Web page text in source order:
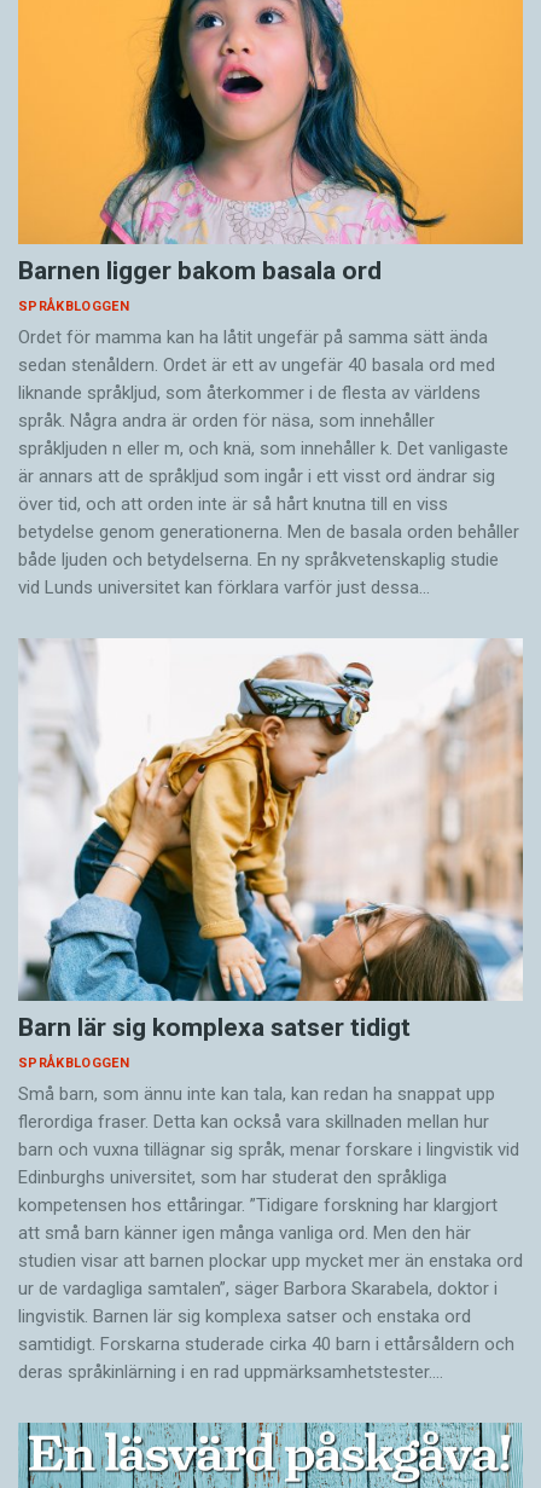
Barnen ligger bakom basala ord
SPRÅKBLOGGEN
Ordet för mamma kan ha låtit ungefär på samma sätt ända
sedan stenåldern. Ordet är ett av ungefär 40 basala ord med
liknande språkljud, som återkommer i de flesta av världens
språk. Några andra är orden för näsa, som innehåller
språkljuden n eller m, och knä, som innehåller k. Det vanligaste
är annars att de språkljud som ingår i ett visst ord ändrar sig
över tid, och att orden inte är så hårt knutna till en viss
betydelse genom generationerna. Men de basala orden behåller
både ljuden och betydelserna. En ny språkvetenskaplig studie
vid Lunds universitet kan förklara varför just dessa…
Barn lär sig komplexa satser tidigt
SPRÅKBLOGGEN
Små barn, som ännu inte kan tala, kan redan ha snappat upp
flerordiga fraser. Detta kan också vara skillnaden mellan hur
barn och vuxna tillägnar sig språk, menar forskare i lingvistik vid
Edinburghs universitet, som har studerat den språkliga
kompetensen hos ettåringar. ”Tidigare forskning har klargjort
att små barn känner igen många vanliga ord. Men den här
studien visar att barnen plockar upp mycket mer än enstaka ord
ur de vardagliga samtalen”, säger Barbora Skarabela, doktor i
lingvistik. Barnen lär sig komplexa satser och enstaka ord
samtidigt. Forskarna studerade cirka 40 barn i ettårsåldern och
deras språkinlärning i en rad uppmärksamhetstester.…